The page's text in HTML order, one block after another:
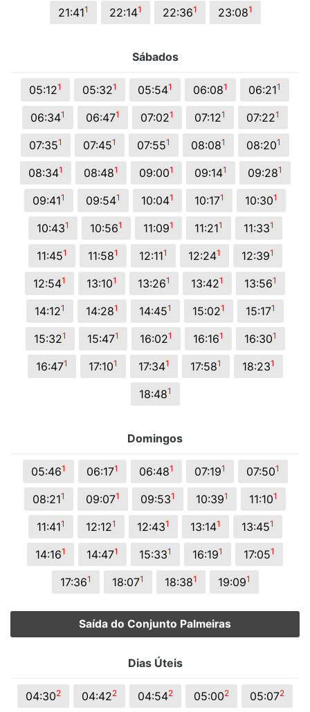
21:411 22:141 22:361 23:081
Sábados
05:121 05:321 05:541 06:081 06:211
06:341 06:471 07:021 07:121 07:221
07:351 07:451 07:551 08:081 08:201
08:341 08:481 09:001 09:141 09:281
09:411 09:541 10:041 10:171 10:301
10:431 10:561 11:091 11:211 11:331
11:451 11:581 12:111 12:241 12:391
12:541 13:101 13:261 13:421 13:561
14:121 14:281 14:451 15:021 15:171
15:321 15:471 16:021 16:161 16:301
16:471 17:101 17:341 17:581 18:231
18:481
Domingos
05:461 06:171 06:481 07:191 07:501
08:211 09:071 09:531 10:391 11:101
11:411 12:121 12:431 13:141 13:451
14:161 14:471 15:331 16:191 17:051
17:361 18:071 18:381 19:091
Saída do Conjunto Palmeiras
Dias Úteis
04:302 04:422 04:542 05:002 05:072